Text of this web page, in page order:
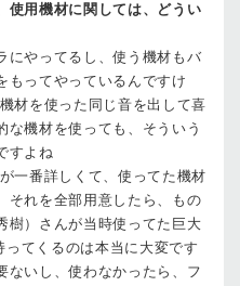
使用機材に関しては、どうい
にやってるし、使う機材もバ
もってやっているんですけ
材を使った同じ音を出して喜
な機材を使っても、そういう
すよね
一番詳しくて、使ってた機材
それを全部用意したら、もの
樹）さんが当時使ってた巨大
てくるのは本当に大変です
ないし、使わなかったら、フ